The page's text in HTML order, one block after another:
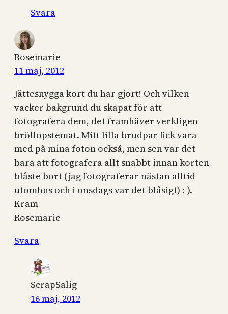
Svara
Rosemarie
11 maj, 2012
Jättesnygga kort du har gjort! Och vilken
vacker bakgrund du skapat för att
fotografera dem, det framhäver verkligen
bröllopstemat. Mitt lilla brudpar fick vara
med på mina foton också, men sen var det
bara att fotografera allt snabbt innan korten
blåste bort (jag fotograferar nästan alltid
utomhus och i onsdags var det blåsigt) :-).
Kram
Rosemarie
Svara
ScrapSalig
16 maj, 2012